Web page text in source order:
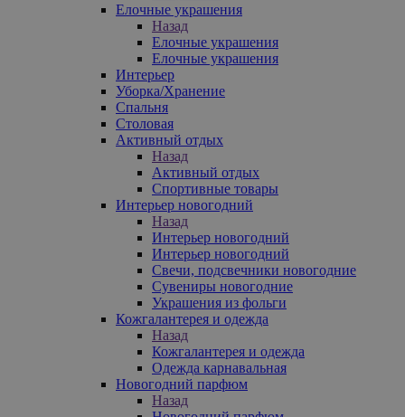
Елочные украшения
Назад
Елочные украшения
Елочные украшения
Интерьер
Уборка/Хранение
Спальня
Столовая
Активный отдых
Назад
Активный отдых
Спортивные товары
Интерьер новогодний
Назад
Интерьер новогодний
Интерьер новогодний
Свечи, подсвечники новогодние
Сувениры новогодние
Украшения из фольги
Кожгалантерея и одежда
Назад
Кожгалантерея и одежда
Одежда карнавальная
Новогодний парфюм
Назад